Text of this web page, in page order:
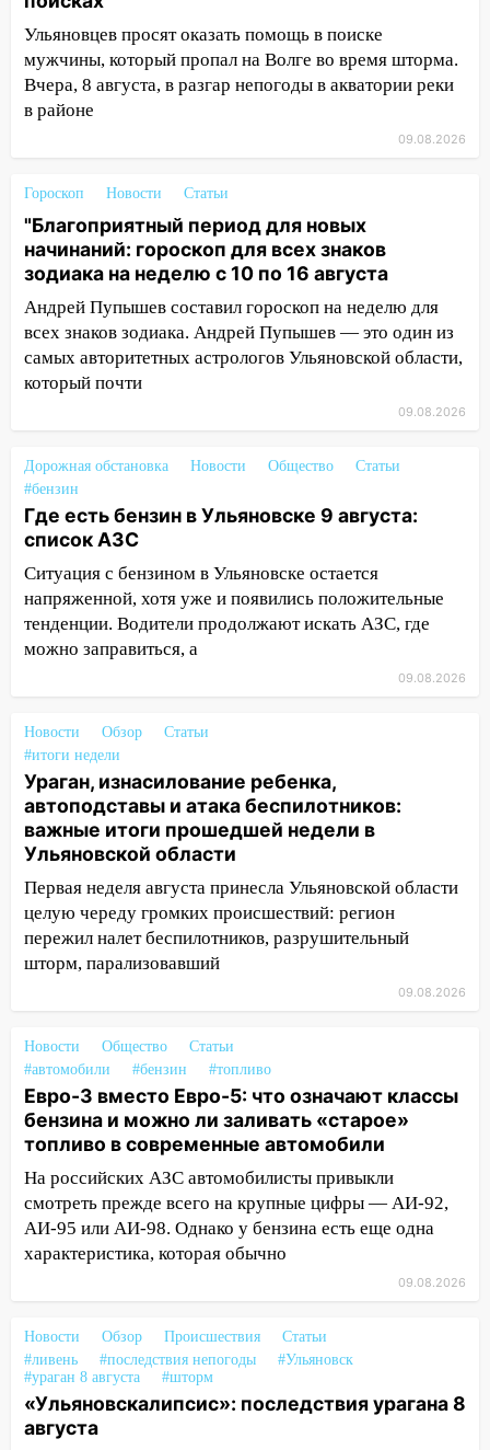
13:49 Стихия продолжает крушить
Ульяновск: дерево рухнуло на дом на
Орджоникидзе
13:46
Сильный ветер сорвал крышу с
СТО на проспекте Созидателей
13:35 Непогода продолжает бить по
транспорту: в Ульяновске трамвай
сошёл с рельсов
13:22 Упавшие деревья перекрыли
дороги в Ульяновске: фото
закончится сегодня: сильные ливни
сохранятся 9 августа
13:15 Трижды «брал в долг» без спроса:
житель Вешкаймского района похитил у
знакомого 191 тысячу рублей
13:14 Ураган оторвал светофор на
проспекте Филатова в Ульяновске
Дерево пробило крышу дома на
на электрощит
13:10 В Заволжском районе дерево
упало во дворе
13:08 Ураган ударил по Ульяновску:
сорванные крыши, поваленные деревья,
затопленные улицы и остановившиеся
трамваи
12:17 Ульяновск накрыл крупный град:
после ливня город снова уходит под
ДТП с шестилетним ребёнком на улице
Федерации
12:01 Пьяная женщина сбила
шестилетнего ребёнка на улице
Федерации: возбуждено уголовное дело
11:16 В Ульяновске ищут 37-летнего
мужчину, пропавшего ещё 19 июля
10:30
От мотофристайла до прогулки с
10:11
Директора ульяновской
«Нефтяной топливной компании» будут
судить за неуплату 48,4 млн рублей
налогов
Ульяновцев просят оказать помощь в поиске
мужчины, который пропал на Волге во время шторма.
Вчера, 8 августа, в разгар непогоды в акватории реки
в районе
09.08.2026
Гороскоп Новости Статьи
"Благоприятный период для новых
начинаний: гороскоп для всех знаков
зодиака на неделю с 10 по 16 августа
Андрей Пупышев составил гороскоп на неделю для
всех знаков зодиака. Андрей Пупышев — это один из
самых авторитетных астрологов Ульяновской области,
который почти
09.08.2026
Дорожная обстановка Новости Общество
Статьи
#бензин
Где есть бензин в Ульяновске 9 августа:
список АЗС
Ситуация с бензином в Ульяновске остается
напряженной, хотя уже и появились положительные
тенденции. Водители продолжают искать АЗС, где
можно заправиться, а
09.08.2026
Новости Обзор
Статьи
#итоги недели
Ураган, изнасилование ребенка,
автоподставы и атака беспилотников:
важные итоги прошедшей недели в
Ульяновской области
Первая неделя августа принесла Ульяновской области
целую череду громких происшествий: регион
пережил налет беспилотников, разрушительный
шторм, парализовавший
09.08.2026
Новости Общество
Статьи
#автомобили
#бензин #топливо
Евро-3 вместо Евро-5: что означают классы
бензина и можно ли заливать «старое»
топливо в современные автомобили
На российских АЗС автомобилисты привыкли
смотреть прежде всего на крупные цифры — АИ-92,
АИ-95 или АИ-98. Однако у бензина есть еще одна
характеристика, которая обычно
09.08.2026
Новости Обзор Происшествия
Статьи
#ливень
#последствия непогоды
#Ульяновск
#ураган 8 августа
#шторм
«Ульяновскалипсис»: последствия урагана 8
августа